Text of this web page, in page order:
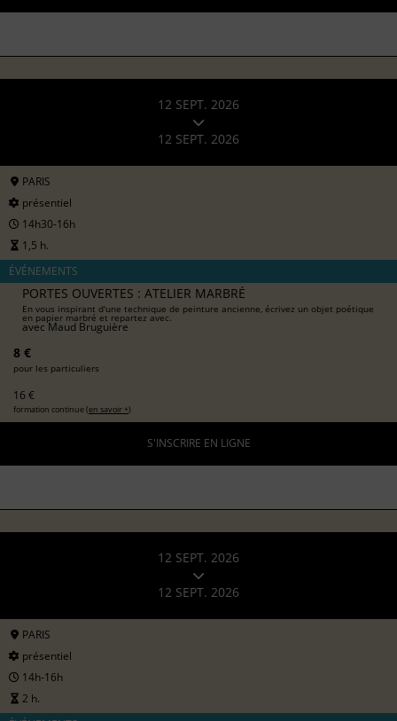
12 SEPT. 2026
12 SEPT. 2026
PARIS
présentiel
14h30-16h
1,5 h.
ÉVÉNEMENTS
PORTES OUVERTES : ATELIER MARBRÉ
En vous inspirant d'une technique de peinture ancienne, écrivez un objet poétique
en papier marbré et repartez avec.
avecMaud Bruguière
8 €
pour les particuliers
16 €
formation continue (en savoir +)
S'INSCRIRE EN LIGNE
12 SEPT. 2026
12 SEPT. 2026
PARIS
présentiel
14h-16h
2 h.